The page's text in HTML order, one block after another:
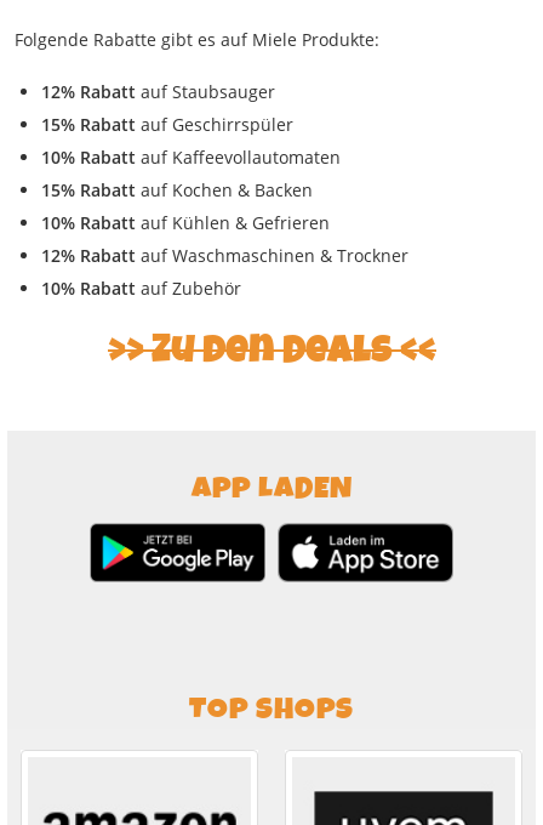
Folgende Rabatte gibt es auf Miele Produkte:
12% Rabatt auf Staubsauger
15% Rabatt auf Geschirrspüler
10% Rabatt auf Kaffeevollautomaten
15% Rabatt auf Kochen & Backen
10% Rabatt auf Kühlen & Gefrieren
12% Rabatt auf Waschmaschinen & Trockner
10% Rabatt auf Zubehör
Zu den Deals
APP LADEN
TOP SHOPS